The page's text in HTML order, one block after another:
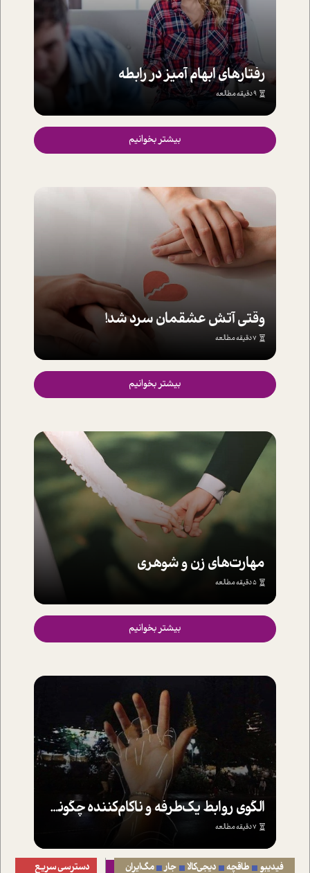
رفتارهای ابهام آمیز در رابطه
9 دقیقه مطالعه
بیشتر بخوانیم
وقتي آتش عشقمان سرد شد!
7 دقیقه مطالعه
بیشتر بخوانیم
مهارت‌های زن و شوهری
5 دقیقه مطالعه
بیشتر بخوانیم
الگوی روابط یک‌طرفه و ناکام‌کننده چگونه است؟
7 دقیقه مطالعه
فیدیبو طاقچه دیجی‌کالا جار مگ‌ایران دسترسی سریع